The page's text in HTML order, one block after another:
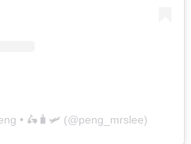
• 🛵🧳🛩 (@peng_mrslee)